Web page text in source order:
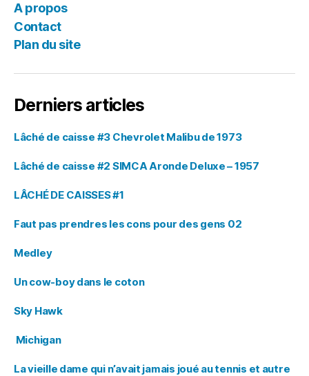
A propos
Contact
Plan du site
Derniers articles
Lâché de caisse #3 Chevrolet Malibu de 1973
Lâché de caisse #2 SIMCA Aronde Deluxe – 1957
LÂCHÉ DE CAISSES #1
Faut pas prendres les cons pour des gens 02
Medley
Un cow-boy dans le coton
Sky Hawk
Michigan
La vieille dame qui n’avait jamais joué au tennis et autre